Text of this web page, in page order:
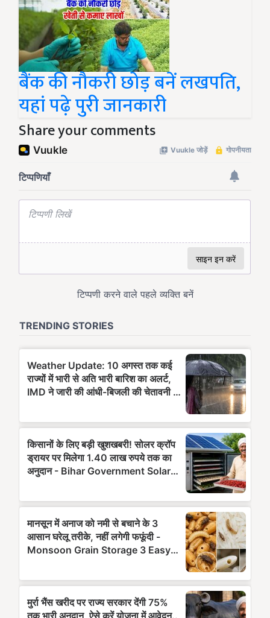
बैंक की नौकरी छोड़ बनें लखपति,
यहां पढ़े पुरी जानकारी
Share your comments